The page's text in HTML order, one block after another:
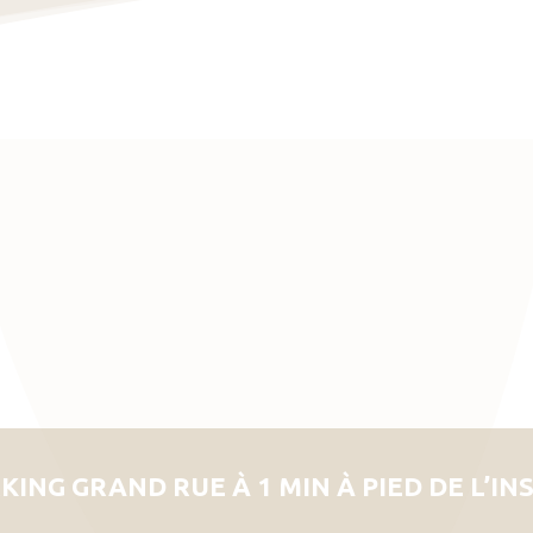
GRAND RUE À 1 MIN À PIED DE